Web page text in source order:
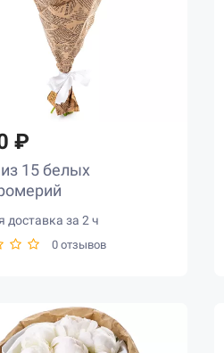
₽
15 белых
доставка за 2 ч
0 отзывов